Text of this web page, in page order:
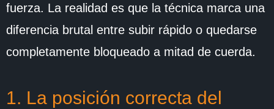
fuerza. La realidad es que la técnica marca una
diferencia brutal entre subir rápido o quedarse
completamente bloqueado a mitad de cuerda.
1. La posición correcta del